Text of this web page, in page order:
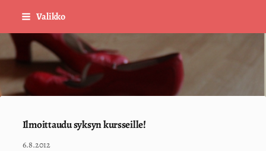
Siirry
sisältöön
Valikko
Sivuston etusivulle
Ilmoittaudu syksyn kursseille!
6.8.2012